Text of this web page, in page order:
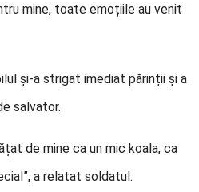
mine, toate emoțiile au venit
și-a strigat imediat părinții și a
salvator.
de mine ca un mic koala, ca
a relatat soldatul.